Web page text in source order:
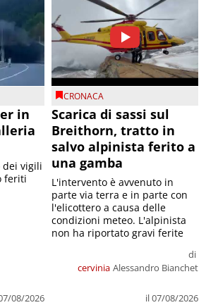
in
08/2026
dei vigili
feriti
CRONACA
Scarica di sassi sul
Breithorn, tratto in
salvo alpinista ferito a
una gamba
cervinia
di
Alessandro Bianchet
il 07/08/2026
L'intervento è avvenuto in
parte via terra e in parte con
l'elicottero a causa delle
condizioni meteo. L'alpinista
non ha riportato gravi ferite